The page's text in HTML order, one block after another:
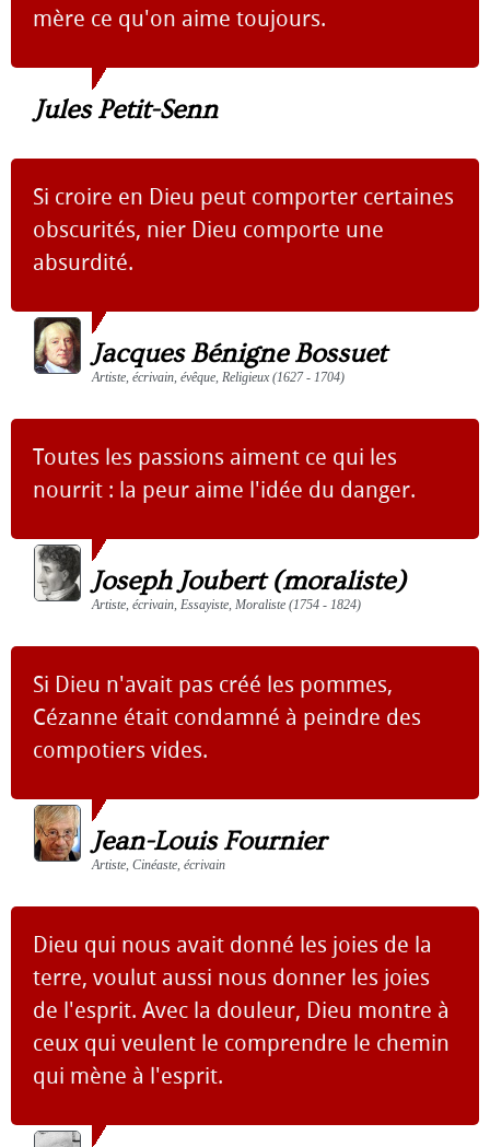
mère ce qu'on aime toujours.
Jules Petit-Senn
Si croire en Dieu peut comporter certaines
obscurités, nier Dieu comporte une
absurdité.
Jacques Bénigne Bossuet
Artiste, écrivain, évêque, Religieux (1627 - 1704)
Toutes les passions aiment ce qui les
nourrit : la peur aime l'idée du danger.
Joseph Joubert (moraliste)
Artiste, écrivain, Essayiste, Moraliste (1754 - 1824)
Si Dieu n'avait pas créé les pommes,
Cézanne était condamné à peindre des
compotiers vides.
Jean-Louis Fournier
Artiste, Cinéaste, écrivain
Dieu qui nous avait donné les joies de la
terre, voulut aussi nous donner les joies
de l'esprit. Avec la douleur, Dieu montre à
ceux qui veulent le comprendre le chemin
qui mène à l'esprit.